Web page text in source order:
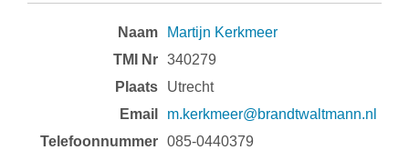
Martijn Kerkmeer
340279
Utrecht
m.kerkmeer@brandtwaltmann.nl
085-0440379